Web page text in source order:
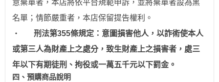
意棄單者，本店將依平台規範申訴，並將棄單者設為黑
名單；情節嚴重者， 本店保留提告權利 。
‧
刑法第355條規定：意圖損害他人，以詐術使本人
或第三人為財產上之處分，致生財產上之損害者，處三
年以下有期徒刑、拘役或一萬五千元以下罰金。
四、預購商品說明